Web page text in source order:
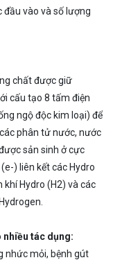
vào và số lượng
chất được giữ
cấu tạo 8 tấm điện
ngộ độc kim loại) để
phân tử nước, nước
sản sinh ở cực
) liên kết các Hydro
Hydro (H2) và các
nhiều tác dụng:
nhức mỏi, bệnh gút